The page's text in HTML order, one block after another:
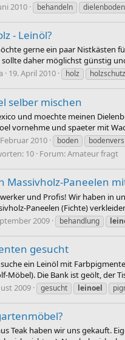
2010 behandeln dielenboden
- Leinöl?
gerne ein paar Nistkästen
daher möglichst günstig
19. April 2010 holz holzschutz
selber mischen
und moechte meinen
vornehme und spaeter mit
2010 boden
10 Forum:Amateur fragt
Massivholz-Paneelen
und Profis! Wir haben in
Paneelen (Fichte)
2009 behandlung
gesucht
ein Leinöl mit
Möbel). Die Bank ist geölt, der
2009 gesucht leinoel
Teak haben wir uns gekauft.